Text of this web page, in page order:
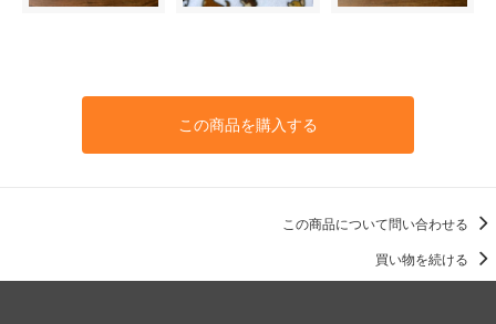
この商品を購入する
この商品について問い合わせる
買い物を続ける